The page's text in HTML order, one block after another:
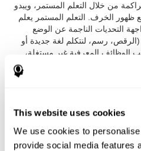
This website uses cookies
We use cookies to
provide social media features
من خلال التعلم المستمر، ويبدو
ظهور الخرف. التعلم المستمر يعلم
التحديات الناجمة عن الوضع
(الرقص، رسم، لنتكلم لغة جديدة أو
الوظائف المعرفية غير مستغلة،
يعطي الدماغ قدرة
عند مواجهة تحديات الخرف.